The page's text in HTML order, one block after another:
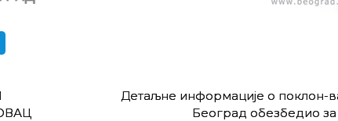
Детаљне информације о поклон-
Београд обезбедио